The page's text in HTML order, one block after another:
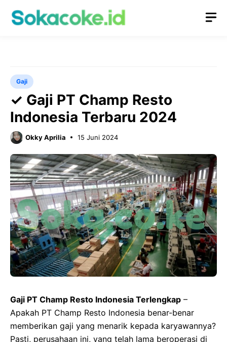
Gaji
✓ Gaji PT Champ Resto
Indonesia Terbaru 2024
Okky Aprilia 15 Juni 2024
Gaji PT Champ Resto Indonesia Terlengkap –
Apakah PT Champ Resto Indonesia benar-benar
memberikan gaji yang menarik kepada karyawannya?
Pasti, perusahaan ini, yang telah lama beroperasi di